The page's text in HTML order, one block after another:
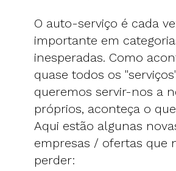
O auto-serviço é cada
importante em
inesperadas. Como
quase todos os
queremos servir-nos a
próprios, aconteça o
Aqui estão algunas
empresas / ofertas que
perder: